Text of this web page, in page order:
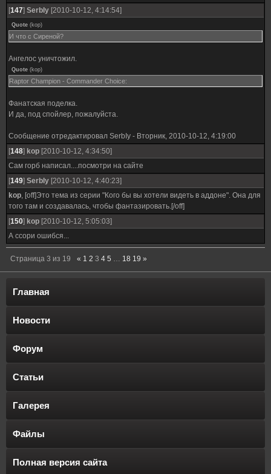
[147] SerbIy [2010-10-12, 4:14:54]
Quote (kop)
И что с Сиреной?
Ангелос уничтожил.
Quote (kop)
Raptor Champion - Commander Choice:
Фанатская поделка.
И да, под спойлер, пожалуйста.
Сообщение отредактировал SerbIy - Вторник, 2010-10-12, 4:19:00
[148] kop [2010-10-12, 4:34:50]
Сам горб написал....посмотри на сайте
[149] SerbIy [2010-10-12, 4:40:23]
kop, [off]Это тема из серии "Кого бы вы хотели видеть в аддоне". Она для
того там и создавалась, чтобы фантазировать.[/off]
[150] kop [2010-10-12, 5:05:03]
А ссори ошибся...
Страница 3 из 19 « 1 2 3 4 5 … 18 19 »
Главная
Новости
Форум
Статьи
Галерея
Файлы
Полная версия сайта